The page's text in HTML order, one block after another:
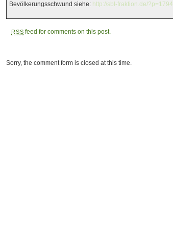
Bevölkerungsschwund siehe: http://sbl-fraktion.de/?p=1794
RSS feed for comments on this post.
Sorry, the comment form is closed at this time.